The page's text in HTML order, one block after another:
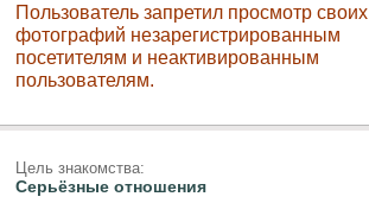
Пользователь запретил просмотр своих
фотографий незарегистрированным
посетителям и неактивированным
пользователям.
Цель знакомства:
Серьёзные отношения